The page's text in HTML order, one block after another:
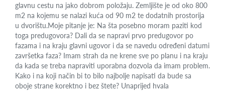
glavnu cestu na jako dobrom položaju. Zemljište je od oko 800
m2 na kojemu se nalazi kuća od 90 m2 te dodatnih prostorija
u dvorištu.Moje pitanje je: Na šta posebno moram paziti kod
toga predugovora? Dali da se napravi prvo predugovor po
fazama i na kraju glavni ugovor i da se navedu određeni datumi
završetka faza? Imam strah da ne krene sve po planu i na kraju
da kada se treba napraviti uporabna dozvola da imam problem.
Kako i na koji nač̣in bi to bilo najbolje napisati da bude sa
oboje strane korektno i bez štete? Unaprijed hvala